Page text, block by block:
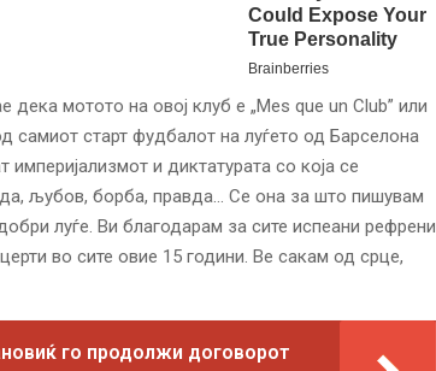
дека мотото на овој клуб е „Mes que un Club” или
самиот старт фудбалот на луѓето од Барселона
и диктатурата со која се
љубов, борба, правда… Се она за што пишувам
луѓе. Ви благодарам за сите испеани рефрени
во сите овие 15 години. Ве сакам од срце,
го продолжи договорот